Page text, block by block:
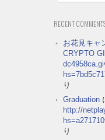
RECENT
お花見キャ
CRYPTO
り
Graduation
http://
り